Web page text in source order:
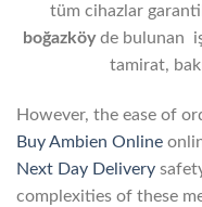
tüm cihazlar
boğazköyde bulunan
tamirat,
However, the ease of
Buy Ambien Online
Next Day Delivery
complexities of these